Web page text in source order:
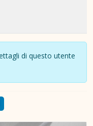
di questo utente